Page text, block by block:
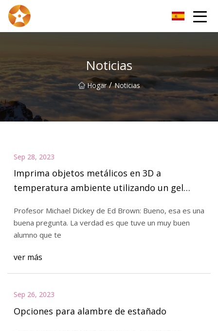
Noticias
Hogar / Noticias
Sep 28, 2023
Imprima objetos metálicos en 3D a
temperatura ambiente utilizando un gel
Profesor Michael Dickey de Ed Brown: Bueno, esa es una
buena pregunta. La verdad es que tuve un muy buen
alumno que te
ver más
Sep 26, 2023
Opciones para alambre de estañado